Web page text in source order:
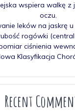
wspiera walkę z
oczu.
leków na jaskrę
rogówki
ciśnienia
Klasyfikacja
Recent